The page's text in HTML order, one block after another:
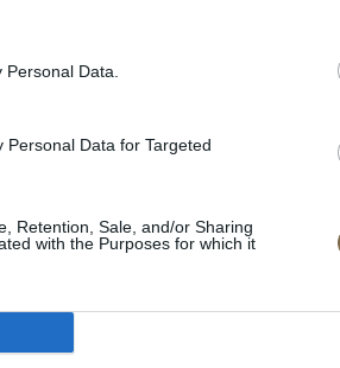
Data.
Data for Targeted
Retention, Sale, and/or Sharing
with the Purposes for which it